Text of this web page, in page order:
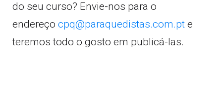
do seu curso? Envie-nos para o
endereço cpq@paraquedistas.com.pt e
teremos todo o gosto em publicá-las.